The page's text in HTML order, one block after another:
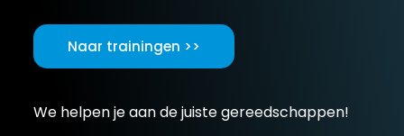
Naar trainingen >>
We helpen je aan de juiste gereedschappen!